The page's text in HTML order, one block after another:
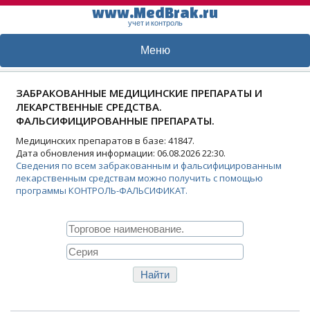
www.MedBrak.ru
учет и контроль
Меню
ЗАБРАКОВАННЫЕ МЕДИЦИНСКИЕ ПРЕПАРАТЫ И
ЛЕКАРСТВЕННЫЕ СРЕДСТВА.
ФАЛЬСИФИЦИРОВАННЫЕ ПРЕПАРАТЫ.
Медицинских препаратов в базе: 41847.
Дата обновления информации: 06.08.2026 22:30.
Сведения по всем забракованным и фальсифицированным
лекарственным средствам можно получить с помощью
программы КОНТРОЛЬ-ФАЛЬСИФИКАТ.